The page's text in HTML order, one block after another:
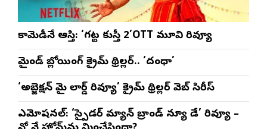
కామెడీనే ఆస్తి: ‘గట్ట కుస్తీ 2’OTT మూవి రివ్యూ
మైండ్ బ్లోయింగ్ క్రైమ్ థ్రిల్లర్.. ‘దంధా’
‘అబ్జెక్ష‌న్ మై లార్డ్ రివ్యూ’ క్రైమ్ థ్రిల్ల‌ర్ వెబ్ సిరీస్
ఎమోష‌న‌ల్‌: ‘స్పైడర్ మ్యాన్ బ్రాండ్ న్యూ డే’ రివ్యూ –